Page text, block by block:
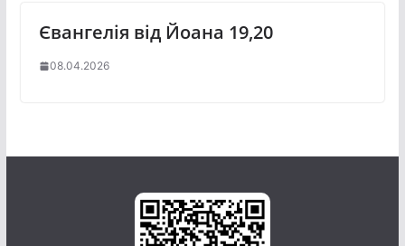
Євангелія від Йоана 19,20
08.04.2026